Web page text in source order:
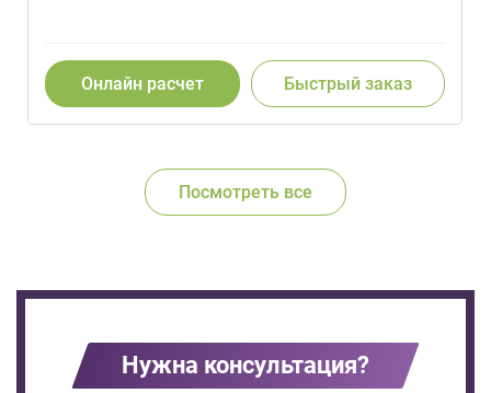
Онлайн расчет Быстрый заказ
Посмотреть все
Нужна консультация?